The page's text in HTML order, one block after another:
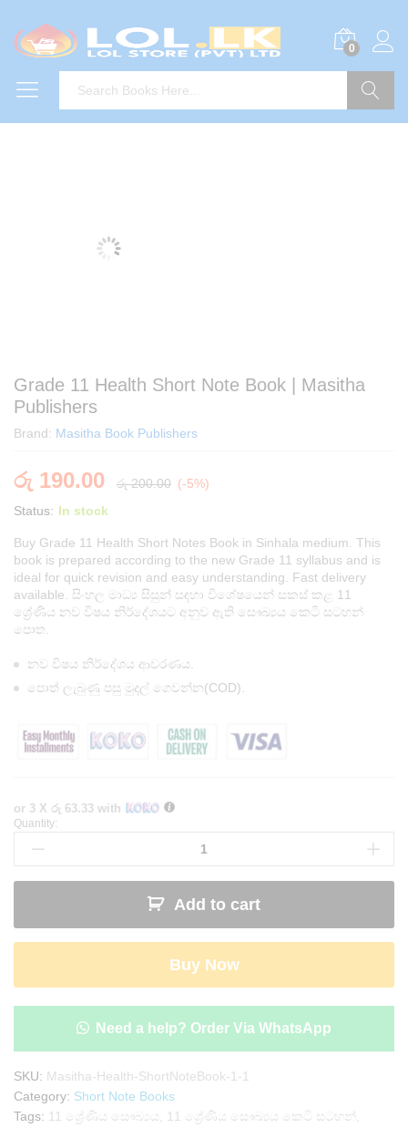
0
Grade 11 Health Short Note Book | Masitha
Publishers
Brand: Masitha Book Publishers
රු 190.00 රු200.00 (-5%)
Status: In stock
Buy Grade 11 Health Short Notes Book in Sinhala medium. This
book is prepared according to the new Grade 11 syllabus and is
ideal for quick revision and easy understanding. Fast delivery
available. සිංහල මාධ්‍ය සිසුන් සඳහා විශේෂයෙන් සකස් කළ 11
ශ්‍රේණිය නව විෂය නිර්දේශයට අනුව ඇති සෞඛ්‍යය කෙටි සටහන්
පොත.
නව විෂය නිර්දේශය ආවරණය.
පොත් ලැබුණු පසු මුදල් ගෙවන්න(COD).
or 3 X රු 63.33 with
Grade
Short
Book
|
Publishers
quantity
Quantity:
Add to cart
Buy Now
Need a help? Order Via WhatsApp
SKU: Masitha-Health-ShortNoteBook-1-1
Category: Short Note Books
Tags: 11 ශ්‍රේණිය සෞඛ්‍යය 11 ශ්‍රේණිය සෞඛ්‍යය කෙටි සටහන්